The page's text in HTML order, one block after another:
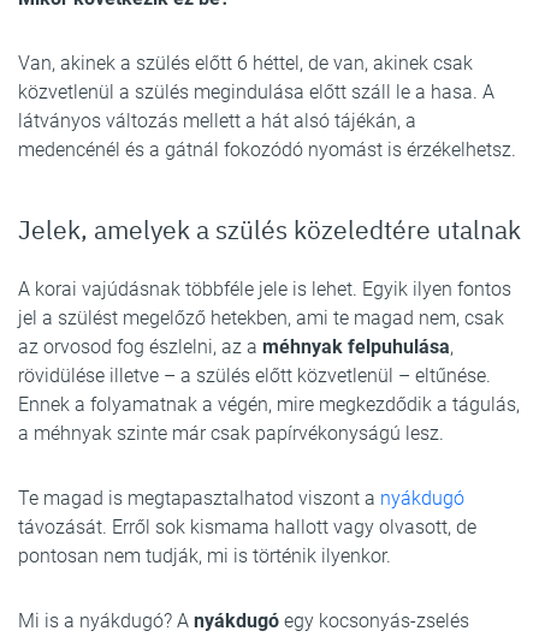
Van, akinek a szülés előtt 6 héttel, de van, akinek csak
közvetlenül a szülés megindulása előtt száll le a hasa. A
látványos változás mellett a hát alsó tájékán, a
medencénél és a gátnál fokozódó nyomást is érzékelhetsz.
Jelek, amelyek a szülés közeledtére utalnak
A korai vajúdásnak többféle jele is lehet. Egyik ilyen fontos
jel a szülést megelőző hetekben, ami te magad nem, csak
az orvosod fog észlelni, az a méhnyak felpuhulása,
rövidülése illetve – a szülés előtt közvetlenül – eltűnése.
Ennek a folyamatnak a végén, mire megkezdődik a tágulás,
a méhnyak szinte már csak papírvékonyságú lesz.
Te magad is megtapasztalhatod viszont a nyákdugó
távozását. Erről sok kismama hallott vagy olvasott, de
pontosan nem tudják, mi is történik ilyenkor.
Mi is a nyákdugó? A nyákdugó egy kocsonyás-zselés